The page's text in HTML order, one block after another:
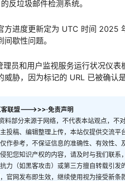
反垃圾邮件检测系统。
方进度更新定为 UTC 时间 2025
歇性问题。
员和用户监视服务运行状况仪
威胁，因为标记的 URL 已被确认是
联盟--->>>·免责声明
料部分来源于网络，不代表本站观点，不
投稿、编辑整理上传，本站仅提供交流平
作参考，不保证信息的准确性、有效性、
犯您知识产权的内容，请及时与我们联系
力（如黑客攻击）或第三方擅自转载引发
官网发布即生效，继续使用视为接受新条款